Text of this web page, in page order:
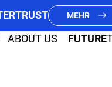
ABOUT US FUTURE
MEHR